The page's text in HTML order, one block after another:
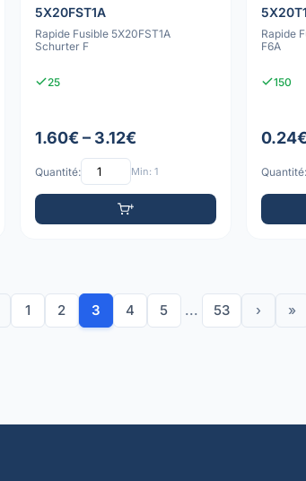
5X20FST1A
Rapide Fusible 5X20FST1A
Schurter F
25
1.60€ – 3.12€
Quantité: Min: 1
Rapide
F6A
150
Quantité:
1 2 3 4 5 ... 53 › »